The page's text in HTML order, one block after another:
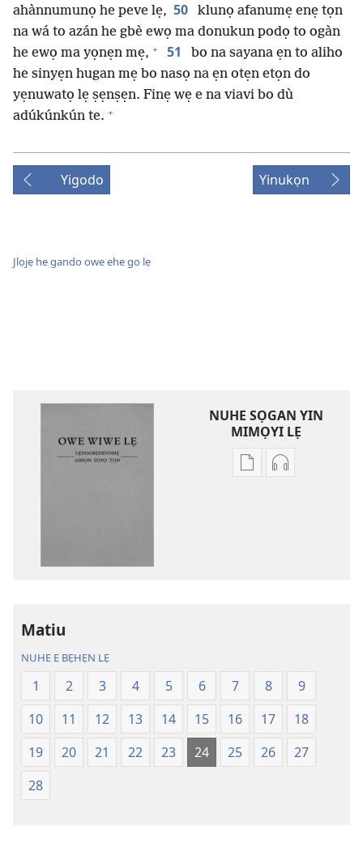
ahànnumunọ he peve lẹ, 50
klunọ afanumẹ enẹ tọn
na wá to azán he gbè ewọ ma donukun podọ to ogàn
he ewọ ma yọnẹn mẹ, + 51
bo na sayana ẹn to aliho
he sinyẹn hugan mẹ bo nasọ na ẹn otẹn etọn do
yẹnuwatọ lẹ ṣẹnṣẹn. Finẹ wẹ e na viavi bo dù
adúkúnkún te. +
Yigodo Yinukọn
Jlọjẹ he gando owe ehe go lẹ
NUHE SỌGAN YIN
MIMỌYI LẸ
Lehe
Lẹdogbedevomẹ
Aihọn
Yọyọ
Tọn
(Zinjẹgbonu
Lehe
Aihọn
Yọyọ
Tọn
(Zinjẹgbonu
Matiu
NUHE E BẸHẸN LẸ
1 2 3 4 5 6 7 8
9
10
11 12 13 14 15 16 17
18
19
20 21 22 23 24 25 26
27
28